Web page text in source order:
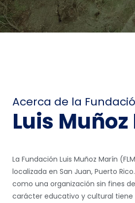
Acerca de la
Luis
La Fundación Luis Muñoz Marín
localizada en San Juan, Puerto
como una organización sin fines
carácter educativo y cultural